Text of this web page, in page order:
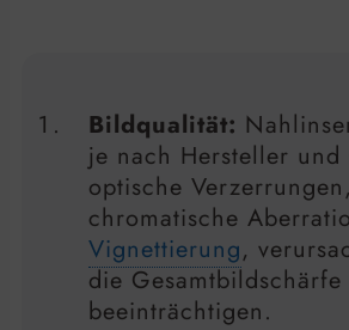
Bildqualität:
je nach Hersteller
optische
chromatische
Vignettierung,
die Gesamtbildschärfe
beeinträchtigen.